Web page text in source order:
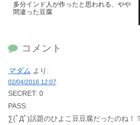
多分インド人が作ったと思われる、やや
間違った豆腐
コメント
マダム より:
02/04/2016 12:07
SECRET: 0
PASS:
∑(ﾟДﾟ)話題のひよこ豆豆腐だったのね！